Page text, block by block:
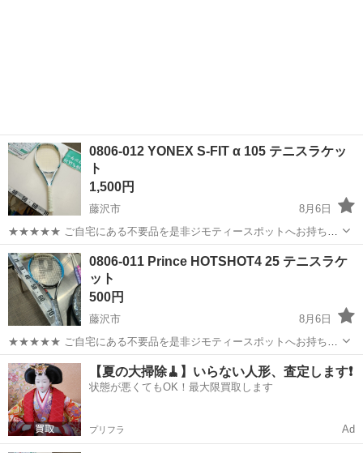
0806-012 YONEX S-FIT α 105 テニスラケッ
ト
1,500円
藤沢市
8月6日
★★★★★ ご自宅にある不要品を是非ジモティースポットへお持ち込
みしませんか？ 家電、趣味・スポーツ・レジャー用品、こども用品、
衣料服飾品、生活雑貨、家具、本、CD・DVDなどが無料でまとめて持
ち込めます！ ※詳細はこ...
神奈川 藤沢市
0806-011 Prince HOTSHOT4 25 テニスラケ
ット
500円
藤沢市
8月6日
★★★★★ ご自宅にある不要品を是非ジモティースポットへお持ち込
みしませんか？ 家電、趣味・スポーツ・レジャー用品、こども用品、
衣料服飾品、生活雑貨、家具、本、CD・DVDなどが無料でまとめて持
ち込めます！ ※詳細はこ...
神奈川 藤沢市 テニス テニスラケット
【夏の大掃除🧹】いらない人形、査定します❗️
状態が悪くてもOK！最大限買取します
プリフラ Ad